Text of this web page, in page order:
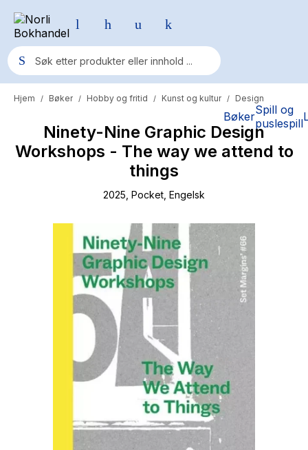
BøkerSpill og
puslespill
Populære søk
Pokemon
One piece
Fury Bound - Sable Sorensen
Elizabeth Strout
Hypopressiv trening
The Housemaid
Hjem / Bøker / Hobby og fritid / Kunst og kultur / Design
Ninety-Nine Graphic Design
Workshops - The way we attend to
things
2025 , Pocket , Engelsk